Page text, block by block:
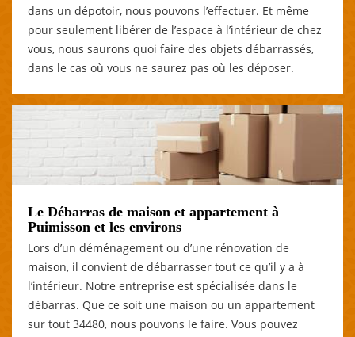
dans un dépotoir, nous pouvons l’effectuer. Et même
pour seulement libérer de l’espace à l’intérieur de chez
vous, nous saurons quoi faire des objets débarrassés,
dans le cas où vous ne saurez pas où les déposer.
Le Débarras de maison et appartement à
Puimisson et les environs
Lors d’un déménagement ou d’une rénovation de
maison, il convient de débarrasser tout ce qu’il y a à
l’intérieur. Notre entreprise est spécialisée dans le
débarras. Que ce soit une maison ou un appartement
sur tout 34480, nous pouvons le faire. Vous pouvez